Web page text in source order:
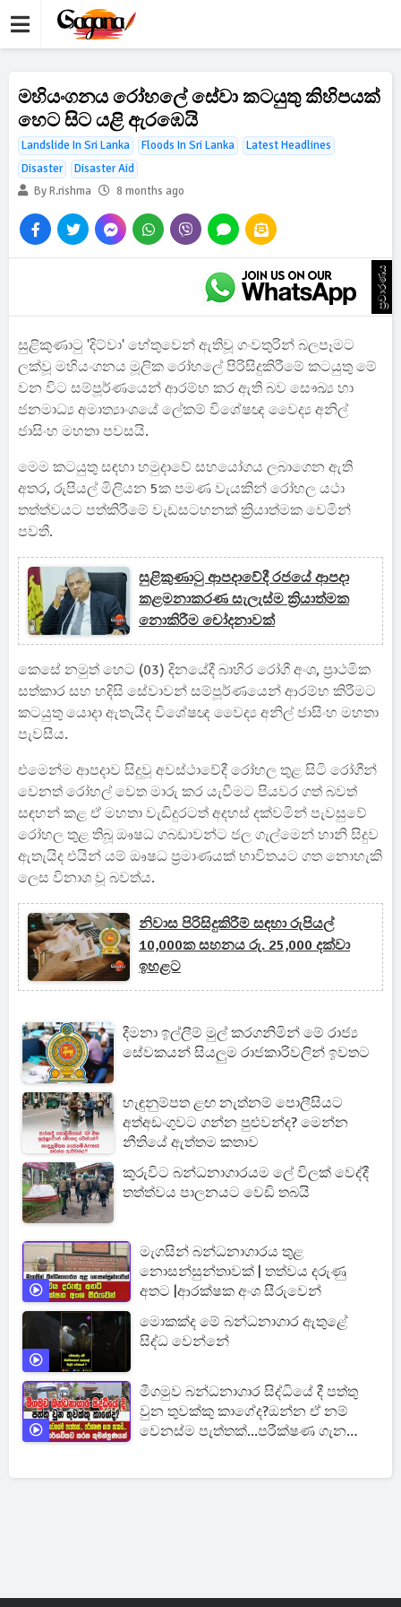
මහියංගනය රෝහලේ සේවා කටයුතු කිහිපයක්
හෙට සිට යළි ඇරඹෙයි
Landslide In Sri Lanka Floods In Sri Lanka
Latest Headlines
Disaster
Disaster Aid
By R.rishma
8 months ago
ප්‍රචාරණය
සුළිකුණාටු 'දිට්වා' හේතුවෙන් ඇතිවූ ගංවතුරින් බලපෑමට
ලක්වූ මහියංගනය මූලික රෝහලේ පිරිසිදුකිරීමේ කටයුතු මේ
වන විට සම්පූර්ණයෙන් ආරම්භ කර ඇති බව සෞඛ්‍ය හා
ජනමාධ්‍ය අමාත්‍යාංශයේ ලේකම් විශේෂඥ වෛද්‍ය අනිල්
ජාසිංහ මහතා පවසයි.
මෙම කටයුතු සඳහා හමුදාවේ සහයෝගය ලබාගෙන ඇති
අතර, රුපියල් මිලියන 5ක පමණ වැයකින් රෝහල යථා
තත්ත්වයට පත්කිරීමේ වැඩසටහනක් ක්‍රියාත්මක වෙමින්
පවතී.
සුළිකුණාටු ආපදාවේදී රජයේ ආපදා
කළමනාකරණ සැලැස්ම ක්‍රියාත්මක
නොකිරීම චෝදනාවක්
කෙසේ නමුත් හෙට (03) දිනයේදී බාහිර රෝගී අංශ, ප්‍රාථමික
සත්කාර සහ හදිසි සේවාවන් සම්පූර්ණයෙන් ආරම්භ කිරීමට
කටයුතු යොදා ඇතැයිද විශේෂඥ වෛද්‍ය අනිල් ජාසිංහ මහතා
පැවසීය.
එමෙන්ම ආපදාව සිදුවූ අවස්ථාවේදී රෝහල තුළ සිටි රෝගීන්
වෙනත් රෝහල් වෙත මාරු කර යැවීමට පියවර ගත් බවත්
සඳහන් කළ ඒ මහතා වැඩිදුරටත් අදහස් දක්වමින් පැවසුවේ
රෝහල තුළ තිබූ ඖෂධ ගබඩාවන්ට ජල ගැල්මෙන් හානි සිදුව
ඇතැයිද එයින් යම් ඖෂධ ප්‍රමාණයක් භාවිතයට ගත නොහැකි
ලෙස විනාශ වූ බවත්ය.
නිවාස පිරිසිදුකිරීම් සඳහා රුපියල්
10,000ක සහනය රු. 25,000 දක්වා
ඉහළට
දීමනා ඉල්ලීම් මුල් කරගනිමින් මේ රාජ්‍ය
සේවකයන් සියලුම රාජකාරිවලින් ඉවතට
හැඳුනුම්පත ළඟ නැත්නම් පොලීසියට
අත්අඩංගුවට ගන්න පුළුවන්ද? මෙන්න
නීතියේ ඇත්තම කතාව
කුරුවිට බන්ධනාගාරයම ලේ විලක් වෙද්දී
තත්ත්වය පාලනයට වෙඩි තබයි
මැගසින් බන්ධනාගාරය තුළ
නොසන්සුන්තාවක් | තත්වය දරුණු
අතට |ආරක්ෂක අංශ සීරුවෙන්
මොකක්ද මේ බන්ධනාගාර ඇතුළේ
සිද්ධ වෙන්නේ
මීගමුව බන්ධනාගාර සිද්ධියේ දී පත්තු
වුන තුවක්කු කාගේද?ඔන්න ඒ නම්
වෙනස්ම පැත්තක්...පරීක්ෂණ ගැන